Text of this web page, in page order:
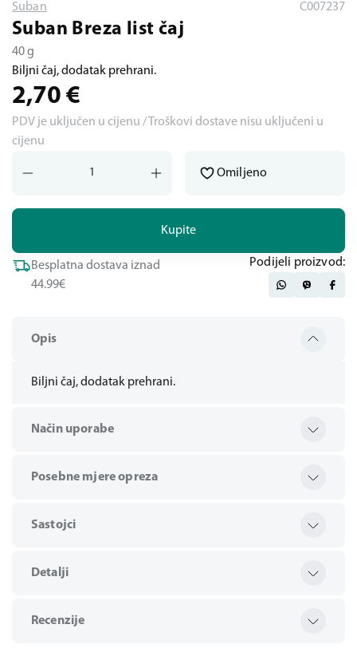
Opis
Biljni čaj, dodatak prehrani.
Način uporabe
Posebne mjere opreza
Sastojci
Detalji
Recenzije
Suban C007237
Suban Breza list čaj
40 g
Biljni čaj, dodatak prehrani.
2,70 €
PDV je uključen u cijenu / Troškovi dostave nisu uključeni u
cijenu
Kupite
Omiljeno
Besplatna dostava iznad
44.99€
Podijeli proizvod: